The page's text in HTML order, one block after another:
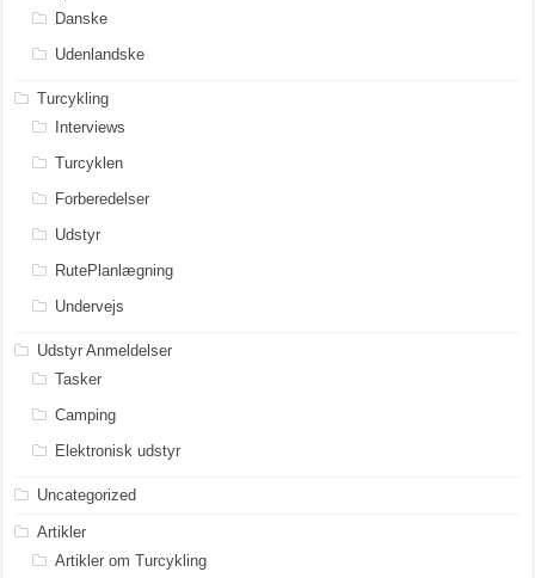
Danske
Udenlandske
Turcykling
Interviews
Turcyklen
Forberedelser
Udstyr
RutePlanlægning
Undervejs
Udstyr Anmeldelser
Tasker
Camping
Elektronisk udstyr
Uncategorized
Artikler
Artikler om Turcykling